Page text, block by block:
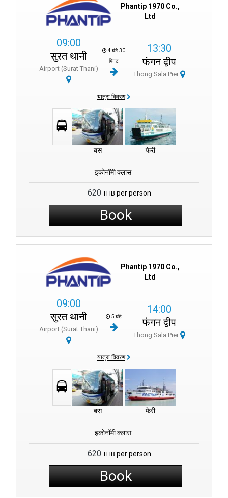
Phantip 1970 Co.,
Ltd
09:00
सुरत थानी
Airport (Surat Thani)
4 घंटे 30
मिनट
13:30
फंगन द्वीप
Thong Sala Pier
यात्रा विवरण
बस फेरी
इकोनॉमी क्लास
620 THB per person
Book
Phantip 1970 Co.,
Ltd
09:00
सुरत थानी
Airport (Surat Thani)
5 घंटे
14:00
फंगन द्वीप
Thong Sala Pier
यात्रा विवरण
बस फेरी
इकोनॉमी क्लास
620 THB per person
Book